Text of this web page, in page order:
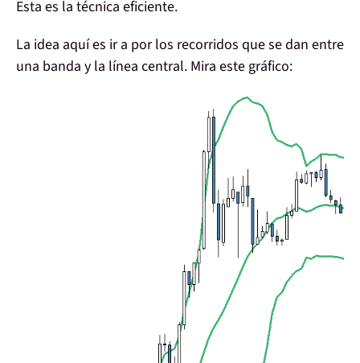
Esta es la técnica eficiente.
La idea aquí es ir a por los recorridos que se dan entre
una banda y la línea central. Mira este gráfico: